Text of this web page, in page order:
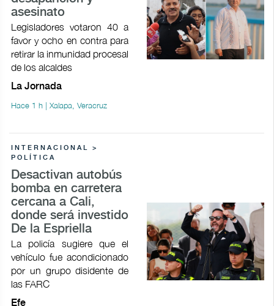
asesinato
Legisladores votaron 40 a
favor y ocho en contra para
retirar la inmunidad procesal
de los alcaldes
La Jornada
Hace 1 h | Xalapa, Veracruz
INTERNACIONAL >
POLÍTICA
Desactivan autobús
bomba en carretera
cercana a Cali,
donde será investido
De la Espriella
La policía sugiere que el
vehículo fue acondicionado
por un grupo disidente de
las FARC
Efe